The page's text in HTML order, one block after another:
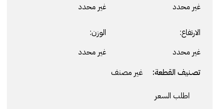
غير محدد
غير محدد
الارتفاع:
غير محدد
الوزن:
غير محدد
تصنيف القطعة: غير مصنف
اطلب السعر